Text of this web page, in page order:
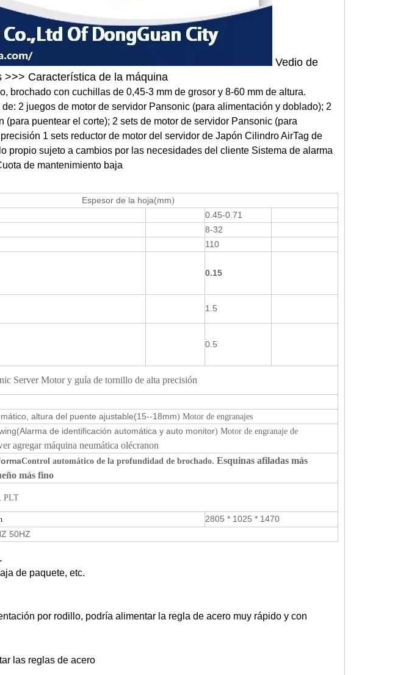
Vedio de
Característica de la máquina
brochado con cuchillas de 0,45-3 mm de grosor y 8-60 mm de altura.
2 juegos de motor de servidor Pansonic (para alimentación y doblado); 2
puentear el corte); 2 sets de motor de servidor Pansonic (para
1 sets reductor de motor del servidor de Japón Cilindro AirTag de
propio sujeto a cambios por las necesidades del cliente Sistema de alarma
de mantenimiento baja
Espesor de la hoja(mm)
0.45-0.71
8-32
110
0.15
1.5
0.5
Server Motor y guía de tornillo de alta precisión
altura del puente ajustable(15--18mm) Motor de engranajes
(Alarma de identificación automática y auto monitor) Motor de engranaje de
agregar máquina neumática olécranon
Control automático de la profundidad de brochado. Esquinas afiladas más
más fino
PLT
2805 * 1025 * 1470
50HZ
de paquete, etc.
por rodillo, podría alimentar la regla de acero muy rápido y con
las reglas de acero